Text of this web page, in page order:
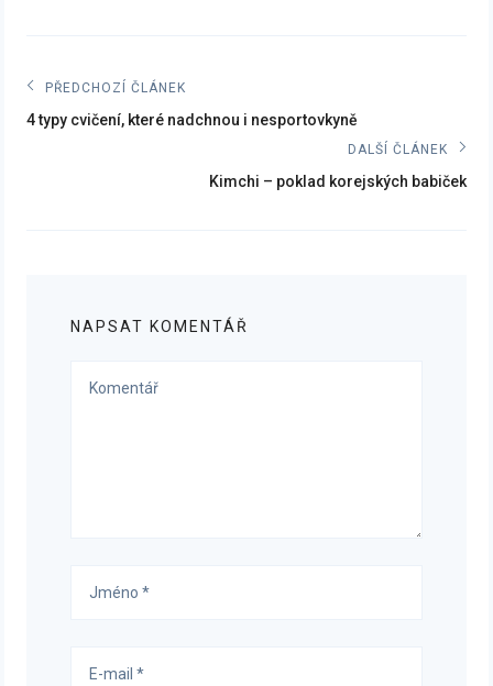
Navigace
pro
PŘEDCHOZÍ ČLÁNEK
Previous
4 typy cvičení, které nadchnou i nesportovkyně
DALŠÍ ČLÁNEK
Next
Kimchi – poklad korejských babiček
NAPSAT KOMENTÁŘ